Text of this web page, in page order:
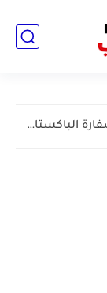
مصطفى جمال: ندوة السفارة الباكستانية حول كشمير تؤكد حرص إسلام...